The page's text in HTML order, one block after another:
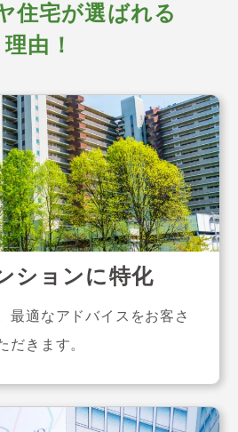
住宅が選ばれる
理由！
ションに特化
最適なアドバイスをお客さ
だきます。